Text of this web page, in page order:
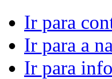
Ir para
Ir para a
Ir para